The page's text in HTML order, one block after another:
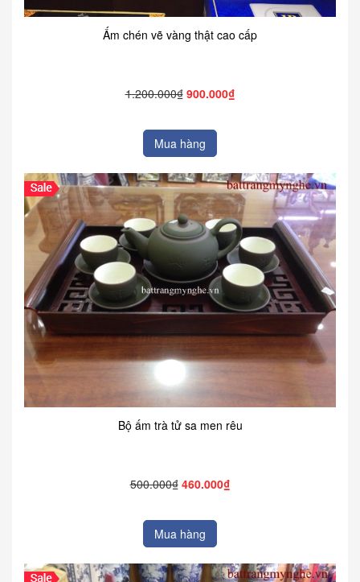
Ấm chén vẽ vàng thật cao cấp
1.200.000₫ 900.000₫
Mua hàng
Bộ ấm trà tử sa men rêu
500.000₫ 460.000₫
Mua hàng